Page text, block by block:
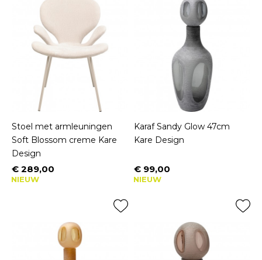
Stoel met armleuningen
Soft Blossom creme Kare
Design
Prijs
€ 289,00
NIEUW
Karaf Sandy Glow 47cm
Kare Design
Prijs
€ 99,00
NIEUW